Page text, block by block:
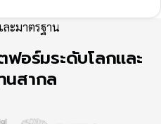
ะมาตรฐาน
อร์มระดับโลกและ
นสากล